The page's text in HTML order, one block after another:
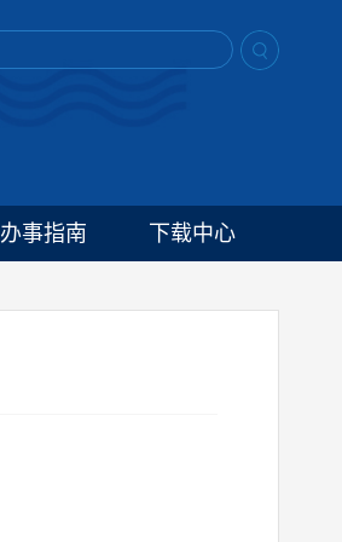
办事指南 下载中心